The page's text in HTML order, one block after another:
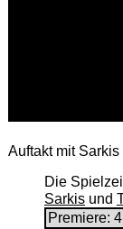
Auftakt mit
Die
Sarkisund
Premiere: